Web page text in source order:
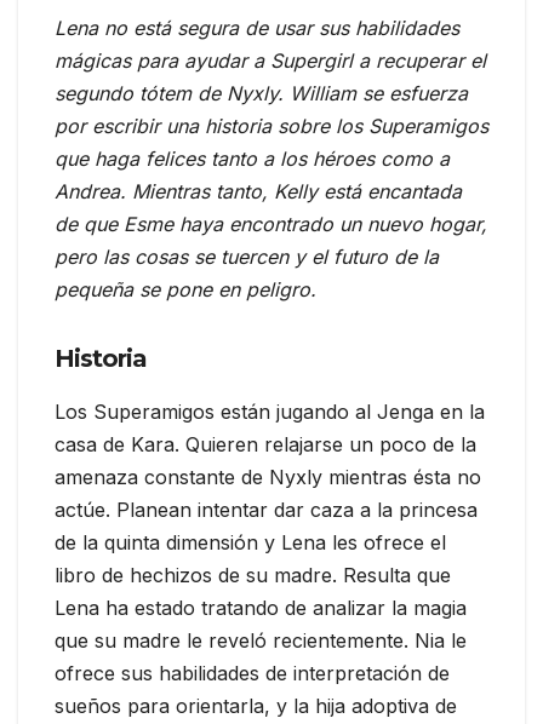
Lena no está segura de usar sus habilidades
mágicas para ayudar a Supergirl a recuperar el
segundo tótem de Nyxly. William se esfuerza
por escribir una historia sobre los Superamigos
que haga felices tanto a los héroes como a
Andrea. Mientras tanto, Kelly está encantada
de que Esme haya encontrado un nuevo hogar,
pero las cosas se tuercen y el futuro de la
pequeña se pone en peligro.
Historia
Los Superamigos están jugando al Jenga en la
casa de Kara. Quieren relajarse un poco de la
amenaza constante de Nyxly mientras ésta no
actúe. Planean intentar dar caza a la princesa
de la quinta dimensión y Lena les ofrece el
libro de hechizos de su madre. Resulta que
Lena ha estado tratando de analizar la magia
que su madre le reveló recientemente. Nia le
ofrece sus habilidades de interpretación de
sueños para orientarla, y la hija adoptiva de